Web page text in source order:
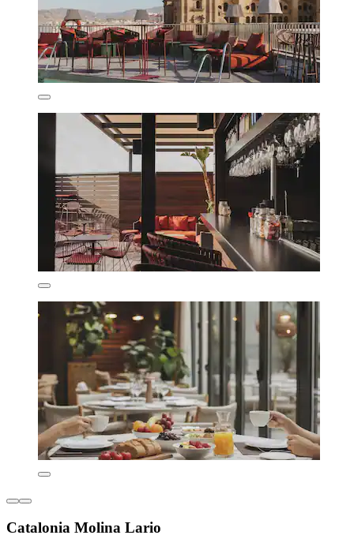
Catalonia Molina Lario